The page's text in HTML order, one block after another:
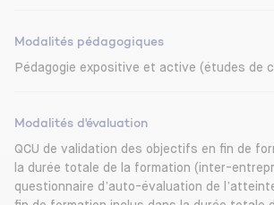
Modalités pédagogiques
Pédagogie expositive et active (études de
Modalités d'évaluation
QCU de validation des objectifs en fin de
la durée totale de la formation (inter-
questionnaire d’auto-évaluation de